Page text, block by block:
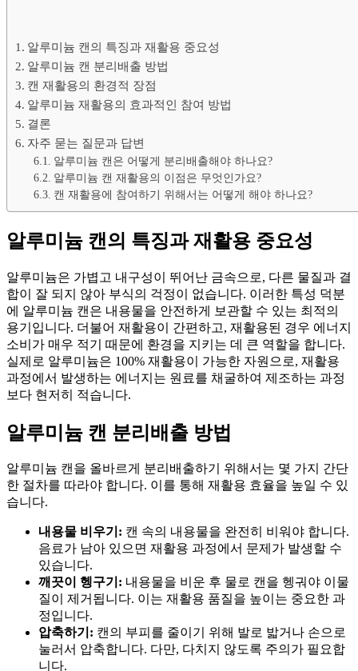
알루미늄 캔의 특징과 재활용 중요성
알루미늄 캔 분리배출 방법
캔 재활용의 환경적 장점
알루미늄 재활용의 효과적인 참여 방법
결론
자주 묻는 질문과 답변
알루미늄 캔은 어떻게 분리배출해야 하나요?
알루미늄 캔 재활용의 이점은 무엇인가요?
캔 재활용에 참여하기 위해서는 어떻게 해야 하나요?
알루미늄 캔의 특징과 재활용 중요성
알루미늄은 가볍고 내구성이 뛰어난 금속으로, 다른 물질과 결
합이 잘 되지 않아 부식의 걱정이 없습니다. 이러한 특성 덕분
에 알루미늄 캔은 내용물을 안전하게 보관할 수 있는 최적의
용기입니다. 더불어 재활용이 간편하고, 재활용된 경우 에너지
소비가 매우 적기 때문에 환경을 지키는 데 큰 역할을 합니다.
실제로 알루미늄은 100% 재활용이 가능한 자원으로, 재활용
과정에서 발생하는 에너지는 원료를 채굴하여 제조하는 과정
보다 현저히 적습니다.
알루미늄 캔 분리배출 방법
알루미늄 캔을 올바르게 분리배출하기 위해서는 몇 가지 간단
한 절차를 따라야 합니다. 이를 통해 재활용 효율을 높일 수 있
습니다.
내용물 비우기: 캔 속의 내용물을 완전히 비워야 합니다.
음료가 남아 있으면 재활용 과정에서 문제가 발생할 수
있습니다.
깨끗이 헹구기: 내용물을 비운 후 물로 캔을 헹궈야 이물
질이 제거됩니다. 이는 재활용 품질을 높이는 중요한 과
정입니다.
압축하기: 캔의 부피를 줄이기 위해 발로 밟거나 손으로
눌러서 압축합니다. 다만, 다치지 않도록 주의가 필요합
니다.